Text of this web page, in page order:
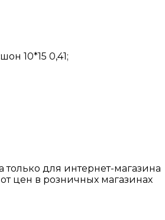
10*15 0,41;
только для интернет-магазина
цен в розничных магазинах